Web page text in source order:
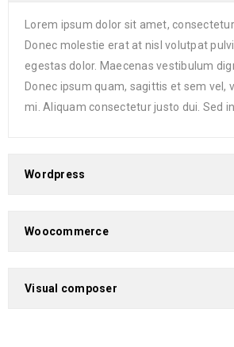
Lorem ipsum dolor sit amet,
Donec molestie erat at nisl volutpat
egestas dolor. Maecenas vestibulum
Donec ipsum quam, sagittis et sem vel,
mi. Aliquam consectetur justo dui. Sed
Wordpress
Woocommerce
Visual composer